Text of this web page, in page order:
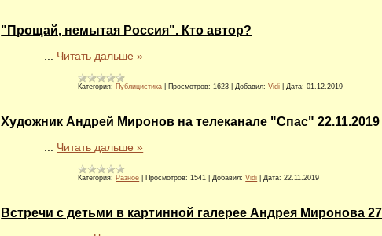
"Прощай, немытая Россия". Кто автор?
Читать дальше »
Категория: Публицистика Просмотров: 1623 |Добавил: Vidi |Дата: 01.12.2019
Художник Андрей Миронов на телеканале "Спас" 22.11.2019
Читать дальше »
Категория: Разное Просмотров: 1541 |Добавил: Vidi |Дата: 22.11.2019
Встречи с детьми в картинной галерее Андрея Миронова